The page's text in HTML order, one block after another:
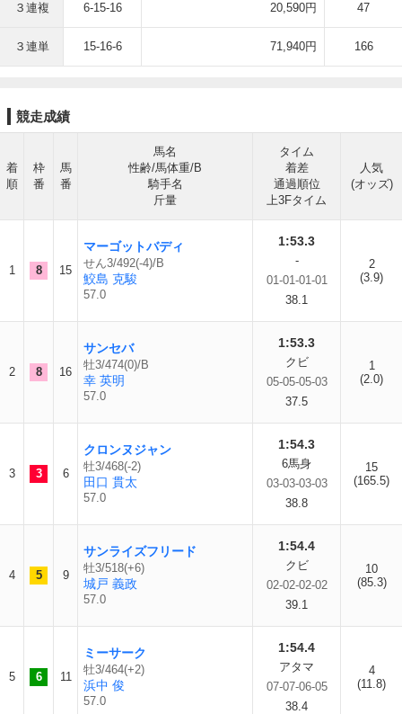
３連複 6-15-16 20,590円 47
３連単 15-16-6 71,940円 166
競走成績
着
順
枠
番
馬
番
馬名
性齢/馬体重/B
騎手名
斤量
タイム
着差
通過順位
上3Fタイム
人気
(オッズ)
1 8 15
マーゴットバディ
せん3/492(-4)/B
鮫島 克駿
57.0
1:53.3
-
01-01-01-01
38.1
2
(3.9)
2 8 16
サンセバ
牡3/474(0)/B
幸 英明
57.0
1:53.3
クビ
05-05-05-03
37.5
1
(2.0)
3 3 6
クロンヌジャン
牡3/468(-2)
田口 貫太
57.0
1:54.3
6馬身
03-03-03-03
38.8
15
(165.5)
4 5 9
サンライズフリード
牡3/518(+6)
城戸 義政
57.0
1:54.4
クビ
02-02-02-02
39.1
10
(85.3)
5 6 11
ミーサーク
牡3/464(+2)
浜中 俊
57.0
1:54.4
アタマ
07-07-06-05
38.4
4
(11.8)